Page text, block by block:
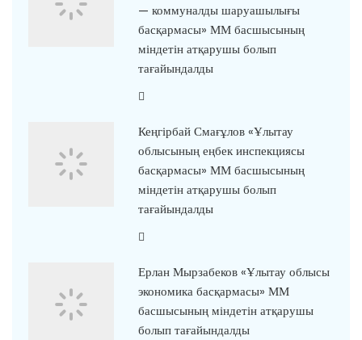
— коммуналды шаруашылығы
басқармасы» ММ басшысының
міндетін атқарушы болып
тағайындалды
Кеңгірбай Смағұлов «Ұлытау
облысының еңбек инспекциясы
басқармасы» ММ басшысының
міндетін атқарушы болып
тағайындалды
Ерлан Мырзабеков «Ұлытау облысы
экономика басқармасы» ММ
басшысының міндетін атқарушы
болып тағайындалды